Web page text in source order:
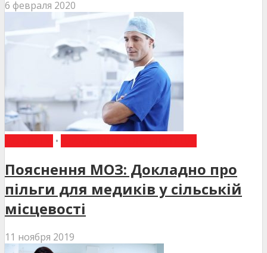
6 февраля 2020
•
Пояснення МОЗ: Докладно про
пільги для медиків у сільській
місцевості
11 ноября 2019